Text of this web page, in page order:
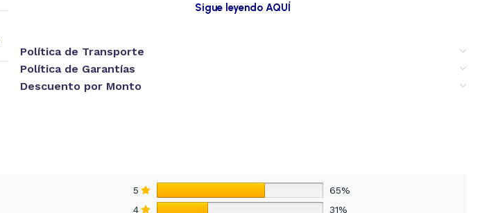
Sigue leyendo AQUÍ
Política de Transporte
Política de Garantías
Descuento por Monto
5
65%
4
31%